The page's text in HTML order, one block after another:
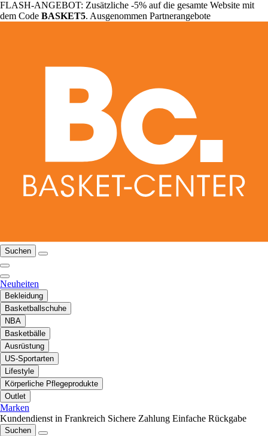
FLASH-ANGEBOT: Zusätzliche -5% auf die gesamte Website mit
dem Code BASKET5. Ausgenommen Partnerangebote
Suchen
Neuheiten
Bekleidung
Basketballschuhe
NBA
Basketbälle
Ausrüstung
US-Sportarten
Lifestyle
Körperliche Pflegeprodukte
Outlet
Marken
Kundendienst in Frankreich Sichere Zahlung Einfache Rückgabe
Suchen